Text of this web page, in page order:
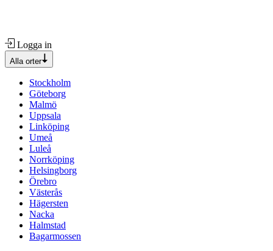
Logga in
Alla orter
Stockholm
Göteborg
Malmö
Uppsala
Linköping
Umeå
Luleå
Norrköping
Helsingborg
Örebro
Västerås
Hägersten
Nacka
Halmstad
Bagarmossen